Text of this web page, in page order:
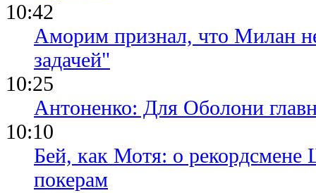
10:42
Аморим признал, что Милан
задачей"
10:25
Антоненко: Для Оболони
10:10
Бей, как Мотя: о рекордсмене
покерам